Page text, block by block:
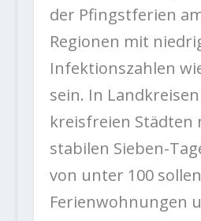
der Pfingstferien
Regionen mit
Infektionszahlen
sein. In
kreisfreien Städten
stabilen Sieben-
von unter 100
Ferienwohnungen